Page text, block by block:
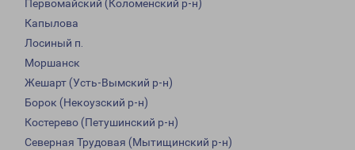
Первомайский (Коломенский р-н)
Капылова
Лосиный п.
Моршанск
Жешарт (Усть-Вымский р-н)
Борок (Некоузский р-н)
Костерево (Петушинский р-н)
Северная Трудовая (Мытищинский р-н)